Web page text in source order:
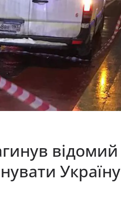
відомий
Укрaїну